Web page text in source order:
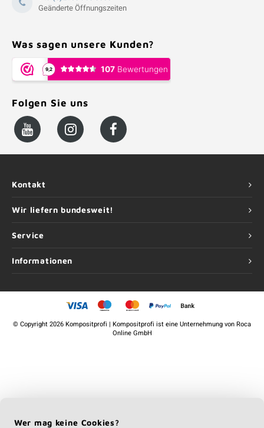
Geänderte Öffnungszeiten
Was sagen unsere Kunden?
Folgen Sie uns
Kontakt
Wir liefern bundesweit!
Service
Informationen
©Copyright2026 Kompositprofi | Kompositprofi ist eine Unternehmung vonRoca
Online GmbH
Wer mag keine Cookies?